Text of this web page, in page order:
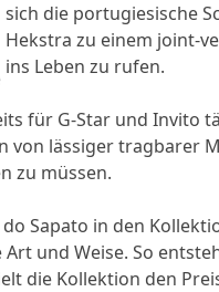
sich die portugiesische
Hekstra zu einem joint-
ins Leben zu rufen.
für G-Star und Invito
von lässiger
zu müssen.
Sapato in den
und Weise. So
die Kollektion den